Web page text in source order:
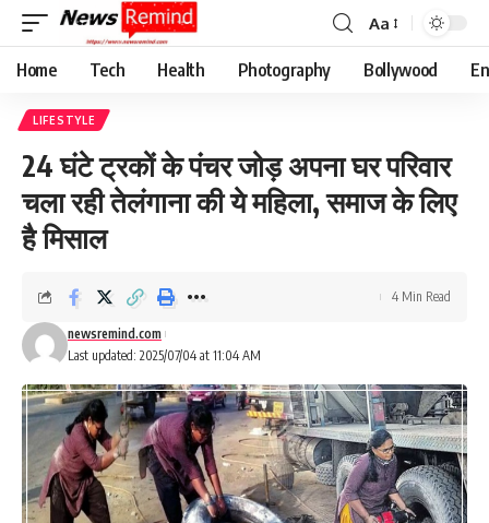
Font
Resizer
Aa
Home Tech Health Photography Bollywood
LIFESTYLE
24 घंटे ट्रकों के पंचर जोड़ अपना घर परिवार
चला रही तेलंगाना की ये महिला, समाज के लिए
है मिसाल
Last updated: 2025/07/04 at 11:04 AM
newsremind.com
4 Min Read